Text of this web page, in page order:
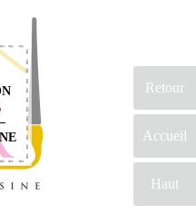
Retour
Accueil
Haut